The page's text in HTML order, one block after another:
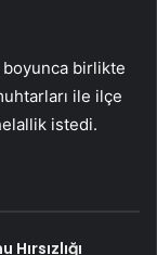
birlikte
ile ilçe
istedi.